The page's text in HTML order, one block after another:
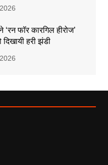
‘रन फॉर कारगिल हीरोज’
दिखायी हरी झंडी